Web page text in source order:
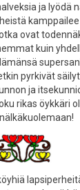
ja lyödä
ovat
kuin
pyrkivät
ja
rikas öykkäri